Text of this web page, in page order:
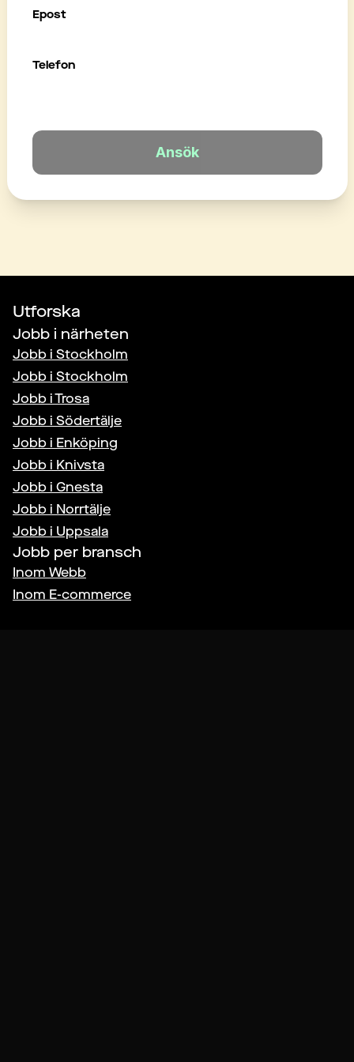
Epost
Telefon
Ansök
Utforska
Jobb i närheten
Jobb i Stockholm
Jobb i Stockholm
Jobb iTrosa
Jobb i Södertälje
Jobb i Enköping
Jobb i Knivsta
Jobb i Gnesta
Jobb i Norrtälje
Jobb i Uppsala
Jobb per bransch
Inom Webb
Inom E-commerce